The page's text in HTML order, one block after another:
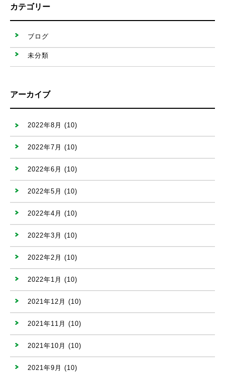
カテゴリー
ブログ
未分類
アーカイブ
2022年8月 (10)
2022年7月 (10)
2022年6月 (10)
2022年5月 (10)
2022年4月 (10)
2022年3月 (10)
2022年2月 (10)
2022年1月 (10)
2021年12月 (10)
2021年11月 (10)
2021年10月 (10)
2021年9月 (10)